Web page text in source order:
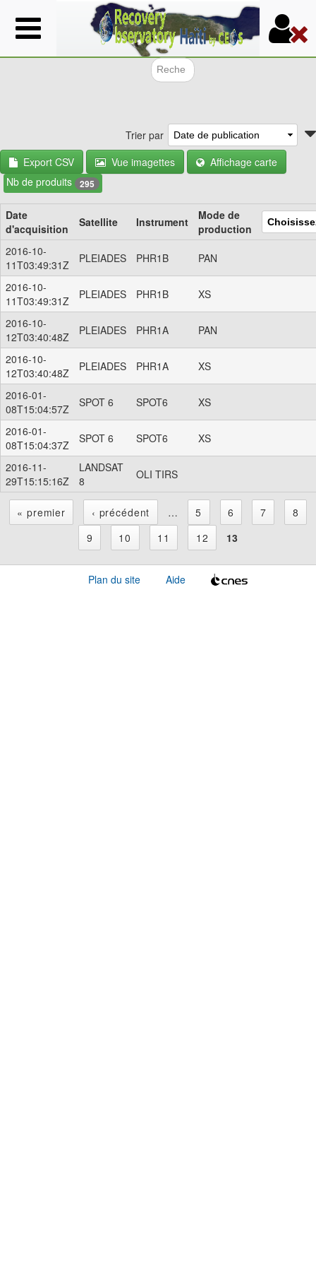
Aller
au
contenu
Trier par
Export CSV
Vue imagettes
Affichage carte
Nb de produits 295
Date
d'acquisition
Satellite Instrument
Mode de
production
2016-10-
11T03:49:31Z
PLEIADES PHR1B PAN
2016-10-
11T03:49:31Z
PLEIADES PHR1B XS
2016-10-
12T03:40:48Z
PLEIADES PHR1A PAN
2016-10-
12T03:40:48Z
PLEIADES PHR1A XS
2016-01-
08T15:04:57Z
SPOT 6 SPOT6 XS
2016-01-
08T15:04:37Z
SPOT 6 SPOT6 XS
2016-11-
29T15:15:16Z
LANDSAT
8
OLI TIRS
« premier ‹ précédent … 5 6 7
8
9
10 11 12 13
Plan du site Aide